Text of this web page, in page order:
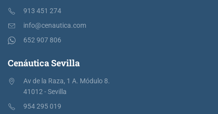
913 451 274
info@cenautica.com
652 907 806
Cenáutica Sevilla
Av de la Raza, 1 A. Módulo 8.
41012 - Sevilla
954 295 019